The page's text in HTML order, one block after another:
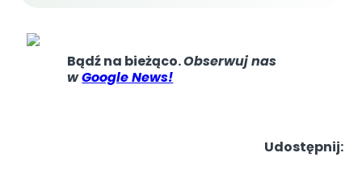
Bądź na bieżąco.Obserwuj nas
wGoogle News!
Udostępnij: